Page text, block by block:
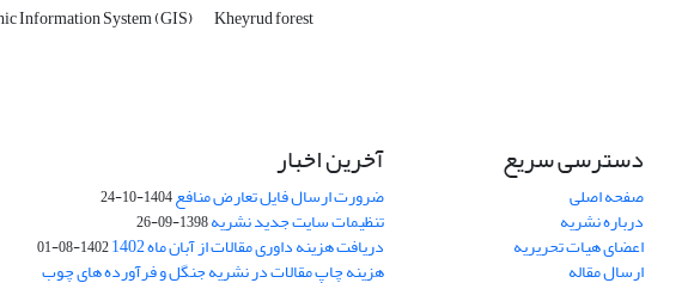
Information System (GIS) Kheyrud forest
دسترسی سریع
صفحه اصلی
درباره نشریه
اعضای هیات تحریریه
ارسال مقاله
آخرین اخبار
ضرورت ارسال فایل تعارض منافع1404-10-24
تنظیمات سایت جدید نشریه1398-09-26
دریافت هزینه داوری مقالات از آبان ماه 1402 1402-08-01
هزینه چاپ مقالات در نشریه جنگل و فرآورده های چوب